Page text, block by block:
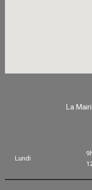
La
Lundi